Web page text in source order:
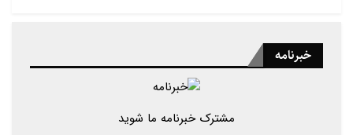
خبرنامه
مشترک خبرنامه ما شوید